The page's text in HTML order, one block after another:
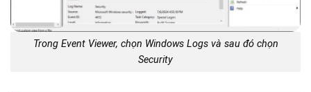
Trong Event Viewer, chọn Windows Logs và sau đó chọn
Security